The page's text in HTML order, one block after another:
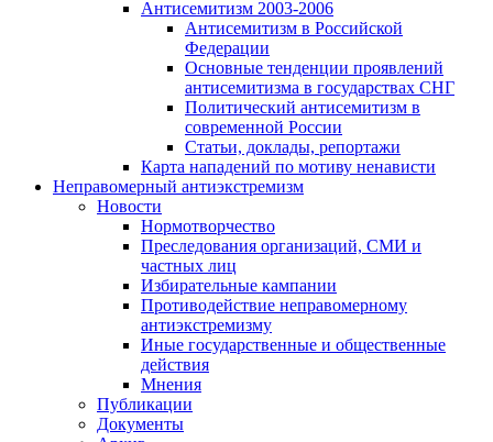
Антисемитизм 2003-2006
Антисемитизм в Российской
Федерации
Основные тенденции проявлений
антисемитизма в государствах СНГ
Политический антисемитизм в
современной России
Статьи, доклады, репортажи
Карта нападений по мотиву ненависти
Неправомерный антиэкстремизм
Новости
Нормотворчество
Преследования организаций, СМИ и
частных лиц
Избирательные кампании
Противодействие неправомерному
антиэкстремизму
Иные государственные и общественные
действия
Мнения
Публикации
Документы